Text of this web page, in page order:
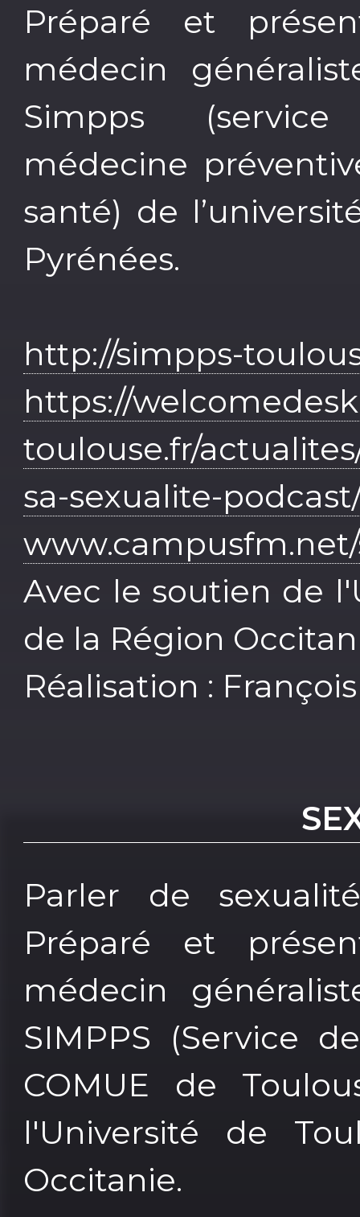
Préparé et
médecin
Simpps
médecine
santé) de
Pyrénées.
http://simpps-
https://
toulouse.fr/
sa-sexualite-
Avec le soutien de
de la Région
Réalisation :
Parler de
Préparé et
médecin
SIMPPS (Service
COMUE de
l'Université de
Occitanie.